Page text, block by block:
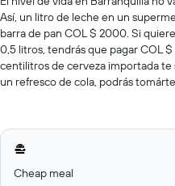
Así, un litro de leche en un
barra de pan COL $ 2000. Si
0,5 litros, tendrás que pagar COL
centilitros de cerveza importada
un refresco de cola, podrás
Cheap meal